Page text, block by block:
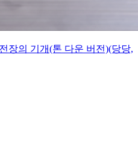
장의 기개(톤 다운 버전)(당당,